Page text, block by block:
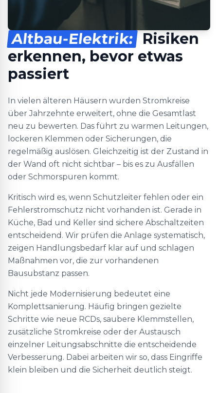
Altbau-Elektrik: Risiken
erkennen, bevor etwas
passiert
In vielen älteren Häusern wurden Stromkreise
über Jahrzehnte erweitert, ohne die Gesamtlast
neu zu bewerten. Das führt zu warmen Leitungen,
lockeren Klemmen oder Sicherungen, die
regelmäßig auslösen. Gleichzeitig ist der Zustand in
der Wand oft nicht sichtbar – bis es zu Ausfällen
oder Schmorspuren kommt.
Kritisch wird es, wenn Schutzleiter fehlen oder ein
Fehlerstromschutz nicht vorhanden ist. Gerade in
Küche, Bad und Keller sind sichere Abschaltzeiten
entscheidend. Wir prüfen die Anlage systematisch,
zeigen Handlungsbedarf klar auf und schlagen
Maßnahmen vor, die zur vorhandenen
Bausubstanz passen.
Nicht jede Modernisierung bedeutet eine
Komplettsanierung. Häufig bringen gezielte
Schritte wie neue RCDs, saubere Klemmstellen,
zusätzliche Stromkreise oder der Austausch
einzelner Leitungsabschnitte die entscheidende
Verbesserung. Dabei arbeiten wir so, dass Eingriffe
klein bleiben und die Sicherheit deutlich steigt.